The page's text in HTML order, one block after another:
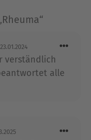
Rheumatologe,
Mitglied
Arbeitsgruppen
überregionales
verständlich
alle